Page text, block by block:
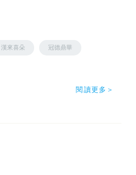
漢來喜朵 冠德鼎華
閱讀更多＞